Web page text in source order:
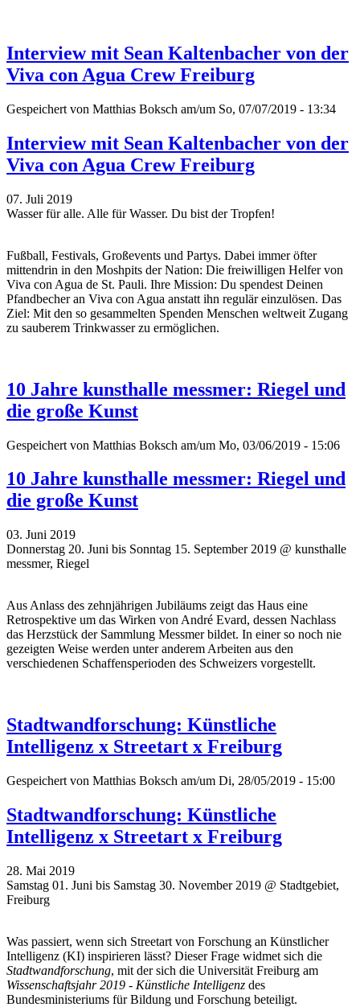
Interview mit Sean Kaltenbacher von der
Viva con Agua Crew Freiburg
Gespeichert von Matthias Boksch am/um So, 07/07/2019 - 13:34
Interview mit Sean Kaltenbacher von der
Viva con Agua Crew Freiburg
07. Juli 2019
Wasser für alle. Alle für Wasser. Du bist der Tropfen!
Fußball, Festivals, Großevents und Partys. Dabei immer öfter
mittendrin in den Moshpits der Nation: Die freiwilligen Helfer von
Viva con Agua de St. Pauli. Ihre Mission: Du spendest Deinen
Pfandbecher an Viva con Agua anstatt ihn regulär einzulösen. Das
Ziel: Mit den so gesammelten Spenden Menschen weltweit Zugang
zu sauberem Trinkwasser zu ermöglichen.
10 Jahre kunsthalle messmer: Riegel und
die große Kunst
Gespeichert von Matthias Boksch am/um Mo, 03/06/2019 - 15:06
10 Jahre kunsthalle messmer: Riegel und
die große Kunst
03. Juni 2019
Donnerstag 20. Juni bis Sonntag 15. September 2019 @ kunsthalle
messmer, Riegel
Aus Anlass des zehnjährigen Jubiläums zeigt das Haus eine
Retrospektive um das Wirken von André Evard, dessen Nachlass
das Herzstück der Sammlung Messmer bildet. In einer so noch nie
gezeigten Weise werden unter anderem Arbeiten aus den
verschiedenen Schaffensperioden des Schweizers vorgestellt.
Stadtwandforschung: Künstliche
Intelligenz x Streetart x Freiburg
Gespeichert von Matthias Boksch am/um Di, 28/05/2019 - 15:00
Stadtwandforschung: Künstliche
Intelligenz x Streetart x Freiburg
28. Mai 2019
Samstag 01. Juni bis Samstag 30. November 2019 @ Stadtgebiet,
Freiburg
Was passiert, wenn sich Streetart von Forschung an Künstlicher
Intelligenz (KI) inspirieren lässt? Dieser Frage widmet sich die
Stadtwandforschung, mit der sich die Universität Freiburg am
Wissenschaftsjahr 2019 - Künstliche Intelligenz des
Bundesministeriums für Bildung und Forschung beteiligt.